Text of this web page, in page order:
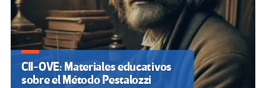
CII-OVE: Materiales educativos
sobre el Método Pestalozzi